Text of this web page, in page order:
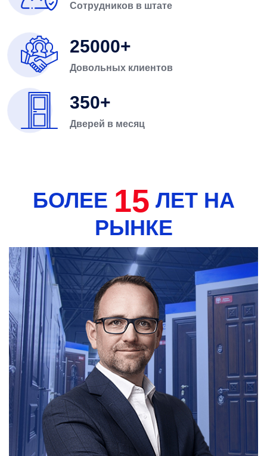
Сотрудников в штате
25000
Довольных клиентов
350
Дверей в месяц
БОЛЕЕ 15 ЛЕТ НА
РЫНКЕ